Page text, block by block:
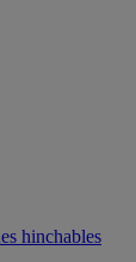
hinchables